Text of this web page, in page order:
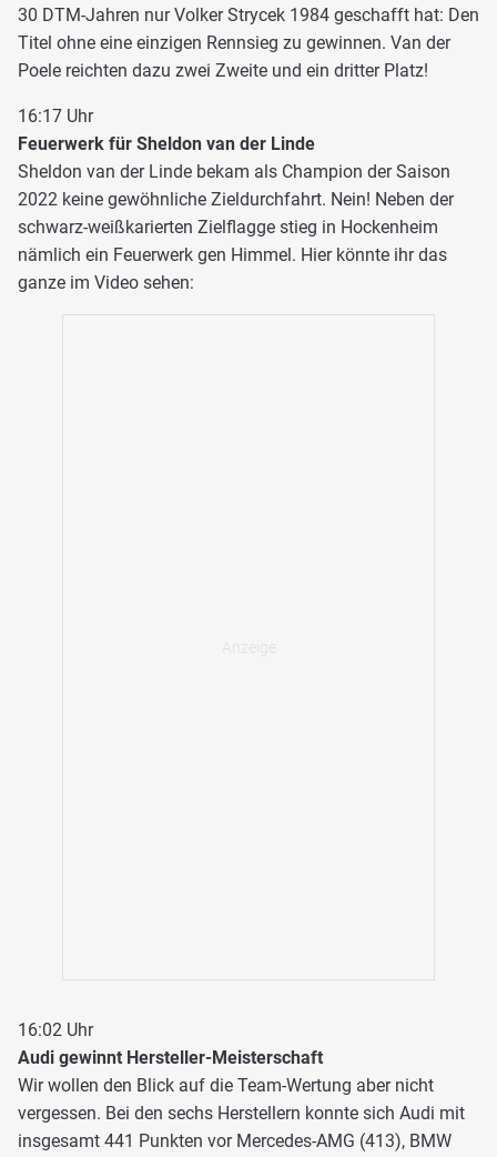
30 DTM-Jahren nur Volker Strycek 1984 geschafft hat: Den
Titel ohne eine einzigen Rennsieg zu gewinnen. Van der
Poele reichten dazu zwei Zweite und ein dritter Platz!
16:17 Uhr
Feuerwerk für Sheldon van der Linde
Sheldon van der Linde bekam als Champion der Saison
2022 keine gewöhnliche Zieldurchfahrt. Nein! Neben der
schwarz-weißkarierten Zielflagge stieg in Hockenheim
nämlich ein Feuerwerk gen Himmel. Hier könnte ihr das
ganze im Video sehen:
16:02 Uhr
Audi gewinnt Hersteller-Meisterschaft
Wir wollen den Blick auf die Team-Wertung aber nicht
vergessen. Bei den sechs Herstellern konnte sich Audi mit
insgesamt 441 Punkten vor Mercedes-AMG (413), BMW